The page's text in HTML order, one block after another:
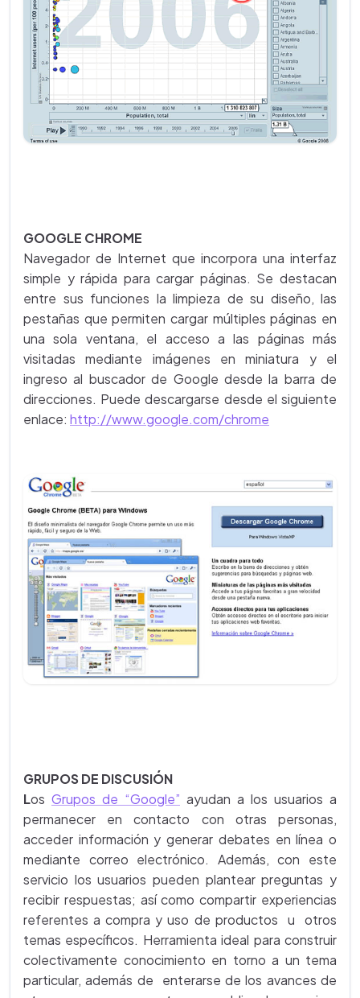
GOOGLE CHROME
Navegador de Internet que incorpora una interfaz
simple y rápida para cargar páginas. Se destacan
entre sus funciones la limpieza de su diseño, las
pestañas que permiten cargar múltiples páginas en
una sola ventana, el acceso a las páginas más
visitadas mediante imágenes en miniatura y el
ingreso al buscador de Google desde la barra de
direcciones. Puede descargarse desde el siguiente
enlace: http://www.google.com/chrome
GRUPOS DE DISCUSIÓN
Los Grupos de “Google” ayudan a los usuarios a
permanecer en contacto con otras personas,
acceder información y generar debates en línea o
mediante correo electrónico. Además, con este
servicio los usuarios pueden plantear preguntas y
recibir respuestas; así como compartir experiencias
referentes a compra y uso de productos u otros
temas específicos. Herramienta ideal para construir
colectivamente conocimiento en torno a un tema
particular, además de enterarse de los avances de